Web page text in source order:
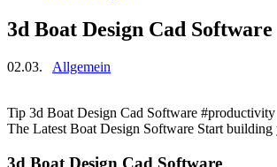
3d Boat Design Cad Software
02.03. Allgemein
Tip 3d Boat Design Cad Software #productivity
The Latest Boat Design Software Start
3d Boat Design Cad Software